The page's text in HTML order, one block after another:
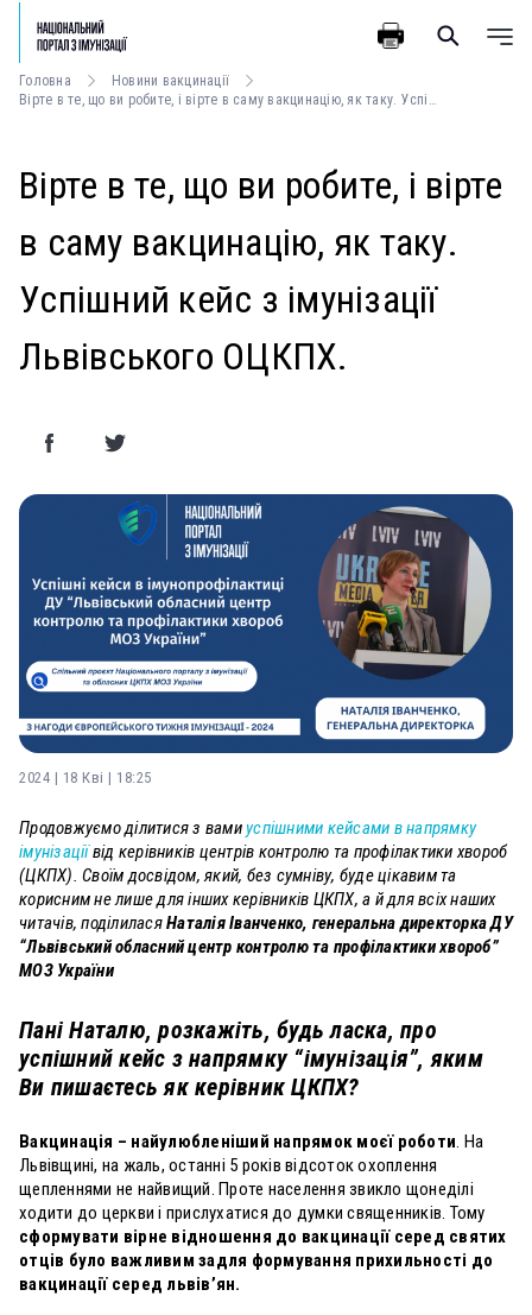
Головна
Новини вакцинації
Вірте в те, що ви робите, і вірте в саму вакцинацію, як таку. Успішний кейс з імунізації Львівського ОЦКПХ.
Вірте в те, що ви робите, і вірте
в саму вакцинацію, як таку.
Успішний кейс з імунізації
Львівського ОЦКПХ.
2024 | 18 Кві | 18:25
Продовжуємо ділитися з вами успішними кейсами в напрямку
імунізаціївід керівників центрів контролю та профілактики хвороб
(ЦКПХ). Своїм досвідом, який, без сумніву, буде цікавим та
корисним не лише для інших керівників ЦКПХ, а й для всіх наших
читачів, поділиласяНаталія Іванченко, генеральна директорка ДУ
“Львівський обласний центр контролю та профілактики хвороб”
МОЗ України
Пані Наталю, розкажіть, будь ласка, про
успішний кейс з напрямку “імунізація”, яким
Ви пишаєтесь як керівник ЦКПХ?
Вакцинація – найулюбленіший напрямок моєї роботи. На
Львівщині, на жаль, останні 5 років відсоток охоплення
щепленнями не найвищий. Проте населення звикло щонеділі
ходити до церкви і прислухатися до думки священників. Тому
сформувати вірне відношення до вакцинації серед святих
отців було важливим задля формування прихильності до
вакцинації серед львів’ян.